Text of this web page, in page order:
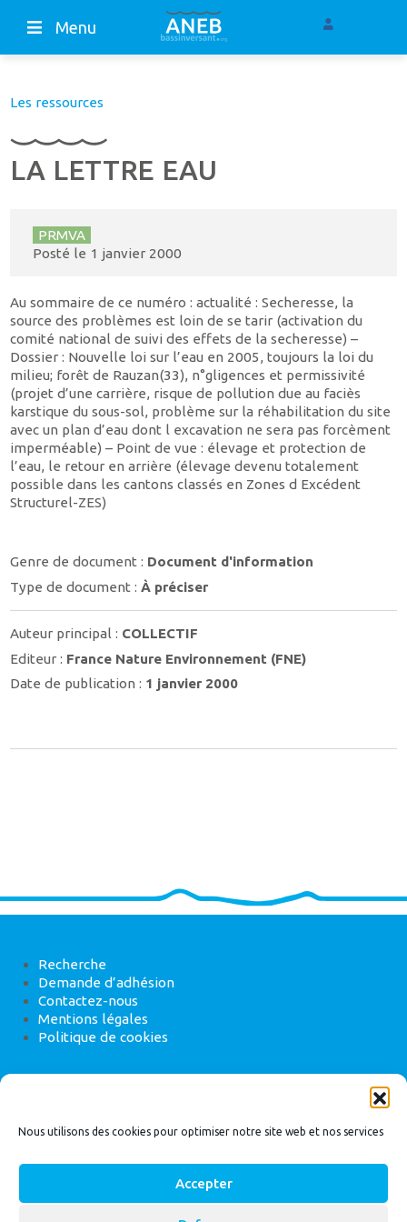
Nous utilisons des cookies pour optimiser notre site web et nos services
Accepter
Menu
Les ressources
LA LETTRE EAU
PRMVA
Posté le 1 janvier 2000
Au sommaire de ce numéro : actualité : Secheresse, la
source des problèmes est loin de se tarir (activation du
comité national de suivi des effets de la secheresse) –
Dossier : Nouvelle loi sur l’eau en 2005, toujours la loi du
milieu; forêt de Rauzan(33), n°gligences et permissivité
(projet d’une carrière, risque de pollution due au faciès
karstique du sous-sol, problème sur la réhabilitation du site
avec un plan d’eau dont l excavation ne sera pas forcèment
imperméable) – Point de vue : élevage et protection de
l’eau, le retour en arrière (élevage devenu totalement
possible dans les cantons classés en Zones d Excédent
Structurel-ZES)
Genre de document : Document d'information
Type de document :À préciser
Auteur principal : COLLECTIF
Editeur : France Nature Environnement (FNE)
Date de publication : 1 janvier 2000
Recherche
Demande d’adhésion
Contactez-nous
Mentions légales
Politique de cookies